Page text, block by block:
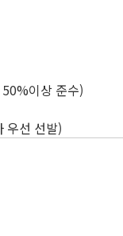
이상 준수)
우선 선발)